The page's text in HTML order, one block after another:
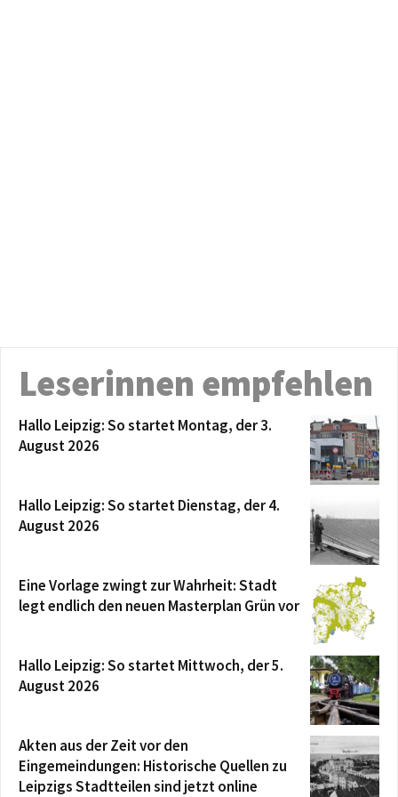
Leserinnen empfehlen
Hallo Leipzig: So startet Montag, der 3.
August 2026
Hallo Leipzig: So startet Dienstag, der 4.
August 2026
Eine Vorlage zwingt zur Wahrheit: Stadt
legt endlich den neuen Masterplan Grün vor
Hallo Leipzig: So startet Mittwoch, der 5.
August 2026
Akten aus der Zeit vor den
Eingemeindungen: Historische Quellen zu
Leipzigs Stadtteilen sind jetzt online